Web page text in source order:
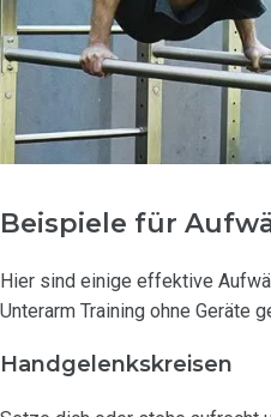
Beispiele für
Hier sind einige effektive
Unterarm Training ohne Geräte
Handgelenkskreisen